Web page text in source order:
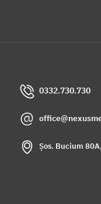
0332.730.730
Șos. Bucium